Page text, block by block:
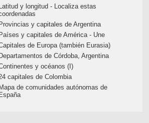
y longitud - Localiza estas
y capitales de Argentina
y capitales de América - Une
de Europa (también Eurasia)
de Córdoba, Argentina
y océanos (I)
capitales de Colombia
de comunidades autónomas de